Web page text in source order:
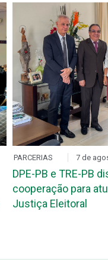
PARCERIAS 7 de
DPE-PB e TRE-PB
cooperação para
Justiça Eleitoral